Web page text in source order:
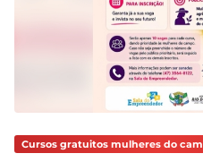
Cursos gratuitos mulheres do